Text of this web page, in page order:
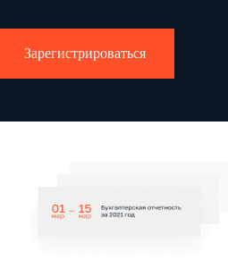
Зарегистрироваться